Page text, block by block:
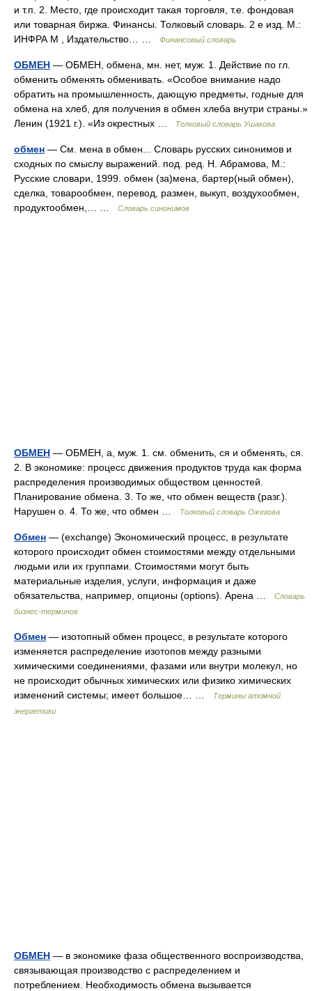
и т.п. 2. Место, где происходит такая торговля, т.е. фондовая
или товарная биржа. Финансы. Толковый словарь. 2 е изд. М.:
ИНФРА М , Издательство… …
Финансовый словарь
ОБМЕН — ОБМЕН, обмена, мн. нет, муж. 1. Действие по гл.
обменить обменять обменивать. «Особое внимание надо
обратить на промышленность, дающую предметы, годные для
обмена на хлеб, для получения в обмен хлеба внутри страны.»
Ленин (1921 г.). «Из окрестных …
Толковый словарь Ушакова
обмен — См. мена в обмен... Словарь русских синонимов и
сходных по смыслу выражений. под. ред. Н. Абрамова, М.:
Русские словари, 1999. обмен (за)мена, бартер(ный обмен),
сделка, товарообмен, перевод, размен, выкуп, воздухообмен,
продуктообмен,… …
Словарь синонимов
ОБМЕН — ОБМЕН, а, муж. 1. см. обменить, ся и обменять, ся.
2. В экономике: процесс движения продуктов труда как форма
распределения производимых обществом ценностей.
Планирование обмена. 3. То же, что обмен веществ (разг.).
Нарушен о. 4. То же, что обмен …
Толковый словарь Ожегова
Обмен — (exchange) Экономический процесс, в результате
которого происходит обмен стоимостями между отдельными
людьми или их группами. Стоимостями могут быть
материальные изделия, услуги, информация и даже
обязательства, например, опционы (options). Арена …
Словарь
бизнес-терминов
Обмен — изотопный обмен процесс, в результате которого
изменяется распределение изотопов между разными
химическими соединениями, фазами или внутри молекул, но
не происходит обычных химических или физико химических
изменений системы; имеет большое… …
Термины атомной
энергетики
ОБМЕН — в экономике фаза общественного воспроизводства,
связывающая производство с распределением и
потреблением. Необходимость обмена вызывается